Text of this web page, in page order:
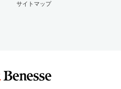
サイトマップ